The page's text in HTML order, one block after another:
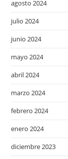
agosto 2024
julio 2024
junio 2024
mayo 2024
abril 2024
marzo 2024
febrero 2024
enero 2024
diciembre 2023